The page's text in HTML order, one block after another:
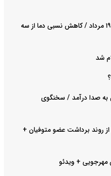
پیش بینی هوای نهران فردا دوشنبه ۱۹ مرداد / کاهش نسبی دما از سه
صدا درآمد / سخنگوی
روند برداشت عضو متوفیان +
مهرجویی + ویدئو